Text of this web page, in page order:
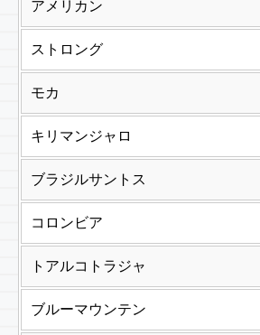
アメリカン
ストロング
モカ
キリマンジャロ
ブラジルサントス
コロンビア
トアルコトラジャ
ブルーマウンテン